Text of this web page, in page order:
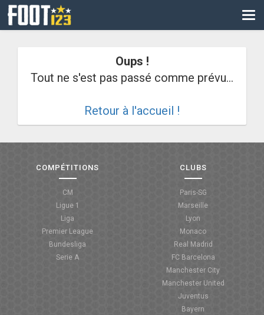
CM
COUPE DE FRANCE
COUPE DE LA LIGUE
Oups !
Tout ne s'est pas passé comme prévu...
Retour à l'accueil !
COMPÉTITIONS
CM
Ligue 1
Liga
Premier League
Bundesliga
Serie A
CLUBS
Paris-SG
Marseille
Lyon
Monaco
Real Madrid
FC Barcelona
Manchester City
Manchester United
Juventus
Bayern